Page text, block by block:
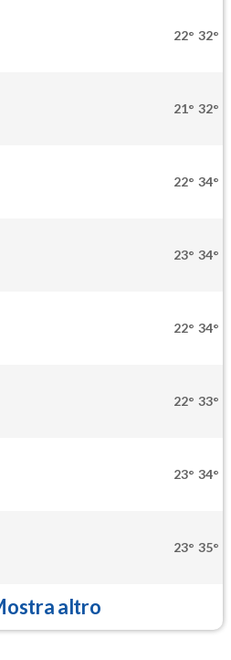
22° 32°
21° 32°
22° 34°
23° 34°
22° 34°
22° 33°
23° 34°
23° 35°
altro